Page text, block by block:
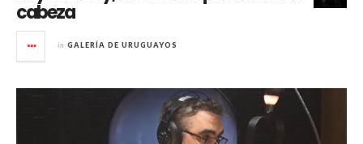
cabeza
in GALERÍA DE URUGUAYOS